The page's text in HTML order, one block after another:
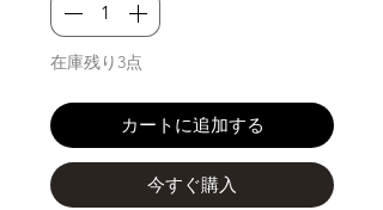
在庫残り3点
カートに追加する
今すぐ購入